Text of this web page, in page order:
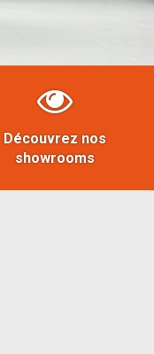
Découvrez nos
showrooms